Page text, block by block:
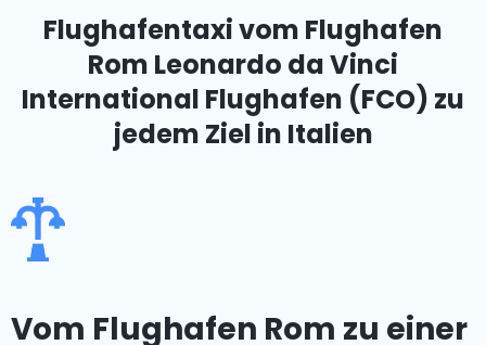
Flughafentaxi vom Flughafen
Rom Leonardo da Vinci
International Flughafen (FCO) zu
jedem Ziel in Italien
Vom Flughafen Rom zu einer